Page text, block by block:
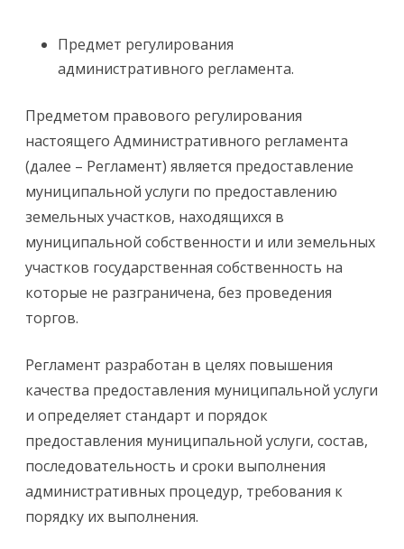
Предмет регулирования
административного регламента.
Предметом правового регулирования
настоящего Административного регламента
(далее – Регламент) является предоставление
муниципальной услуги по предоставлению
земельных участков, находящихся в
муниципальной собственности и или земельных
участков государственная собственность на
которые не разграничена, без проведения
торгов.
Регламент разработан в целях повышения
качества предоставления муниципальной услуги
и определяет стандарт и порядок
предоставления муниципальной услуги, состав,
последовательность и сроки выполнения
административных процедур, требования к
порядку их выполнения.